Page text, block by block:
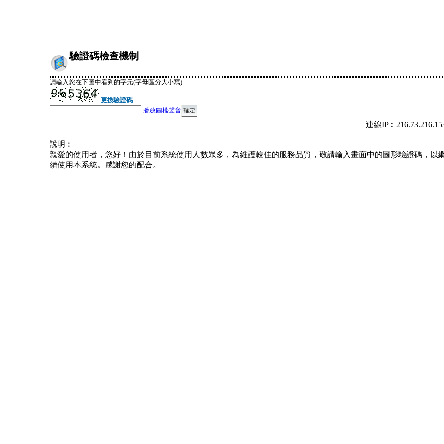
驗證碼檢查機制
請輸入您在下圖中看到的字元(字母區分大小寫)
更換驗證碼
播放圖檔聲音
連線
說明︰
親愛的使用者，您好！由於目前系統使用人數眾多，為維護較佳的服務品質，敬請輸入畫面中的圖形驗證碼，以
續使用本系統。感謝您的配合。